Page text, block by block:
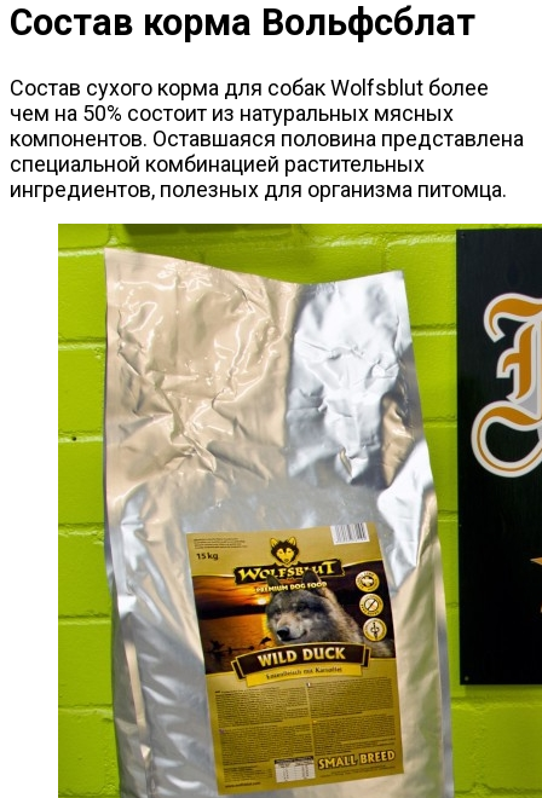
Состав корма Вольфсблат
Состав сухого корма для собак Wolfsblut более
чем на 50% состоит из натуральных мясных
компонентов. Оставшаяся половина представлена
специальной комбинацией растительных
ингредиентов, полезных для организма питомца.